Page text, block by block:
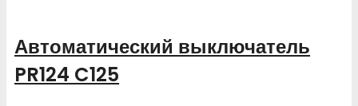
Автоматический выключатель
PR124 C125